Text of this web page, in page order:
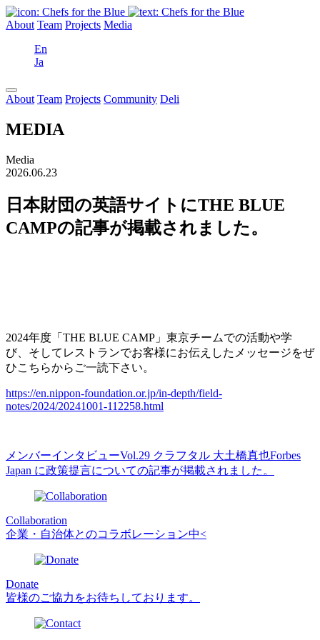
About Team Projects Media
En
Ja
About Team Projects Community Deli
MEDIA
Media
2026.06.23
日本財団の英語サイトにTHE BLUE
CAMPの記事が掲載されました。
2024年度「THE BLUE CAMP」東京チームでの活動や学
び、そしてレストランでお客様にお伝えしたメッセージをぜ
ひこちらからご一読下さい。
https://en.nippon-foundation.or.jp/in-depth/field-
notes/2024/20241001-112258.html
メンバーインタビューVol.29 クラフタル 大土橋真也Forbes
Japan に政策提言についての記事が掲載されました。
Collaboration
企業・自治体とのコラボレーション中<
Donate
皆様のご協力をお待ちしております。